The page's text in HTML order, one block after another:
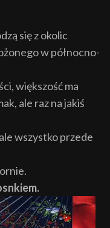
się z okolic
w północno-
większość ma
ale raz na jakiś
wszystko przede